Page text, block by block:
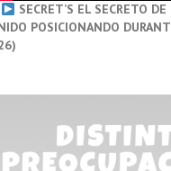
SECRET’S EL SECRETO
POSICIONANDO